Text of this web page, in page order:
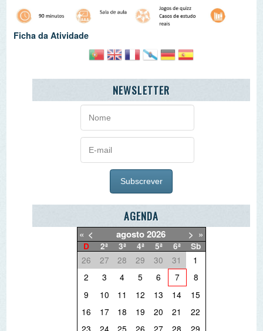
O QUE QUER DEITAR FORA?
PARCEIRO ESCOLA AZUL